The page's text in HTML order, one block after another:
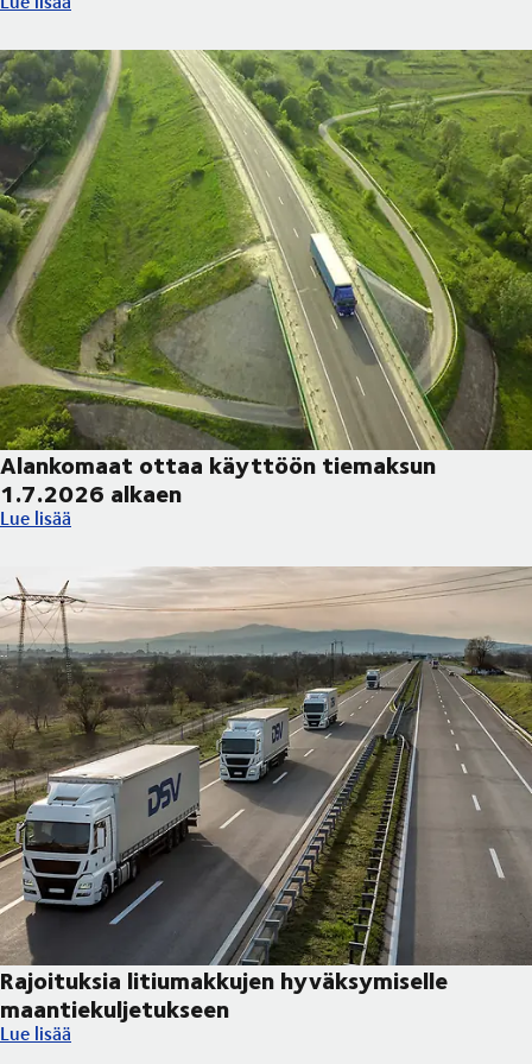
Alankomaat ottaa käyttöön tiemaksun
1.7.2026 alkaen
Alankomaat ottaa käyttöön tiemaksun 1.7.2026 alkaen
Lue lisää
Rajoituksia litiumakkujen hyväksymiselle
maantiekuljetukseen
Rajoituksia litiumakkujen hyväksymiselle maantiekuljetukseen
Lue lisää